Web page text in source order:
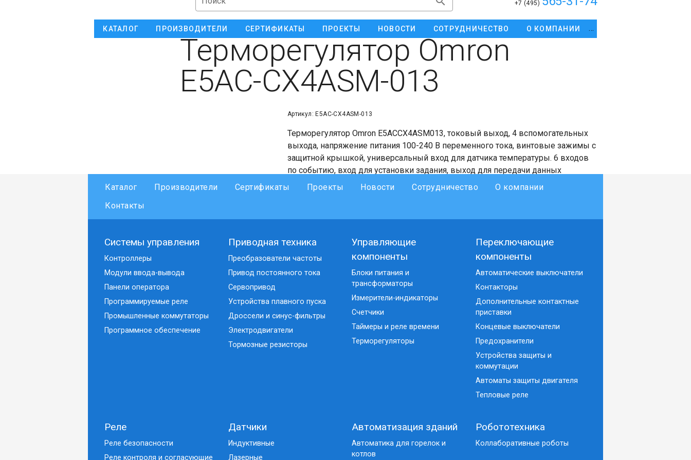
+7 (495)
КАТАЛОГ ПРОИЗВОДИТЕЛИ СЕРТИФИКАТЫ ПРОЕКТЫ НОВОСТИ СОТРУДНИЧЕСТВО О КОМПАНИИ
Терморегулятор Omron
E5AC-CX4ASM-013
Артикул: E5AC-CX4ASM-013
Терморегулятор Omron E5ACCX4ASM013, токовый выход, 4 вспомогательных
выхода, напряжение питания 100-240 В переменного тока, винтовые зажимы с
защитной крышкой, универсальный вход для датчика температуры. 6 входов
по событию, вход для установки задания, выход для передачи данных
Каталог
Производители Сертификаты Проекты Новости Сотрудничество
О компании
Контакты
Системы управления
Контроллеры
Модули ввода-вывода
Панели оператора
Программируемые реле
Промышленные коммутаторы
Программное обеспечение
Приводная техника
Преобразователи частоты
Привод постоянного тока
Сервопривод
Устройства плавного пуска
Дроссели и синус-фильтры
Электродвигатели
Тормозные резисторы
Управляющие
компоненты
Блоки питания и
трансформаторы
Измерители-индикаторы
Счетчики
Таймеры и реле времени
Терморегуляторы
Переключающие
компоненты
Автоматические выключатели
Контакторы
Дополнительные контактные
приставки
Концевые выключатели
Предохранители
Устройства защиты и
коммутации
Автоматы защиты двигателя
Тепловые реле
Реле
Реле безопасности
Реле контроля и согласующие
Датчики
Индуктивные
Лазерные
Автоматизация зданий
Автоматика для горелок и
котлов
Робототехника
Коллаборативные роботы